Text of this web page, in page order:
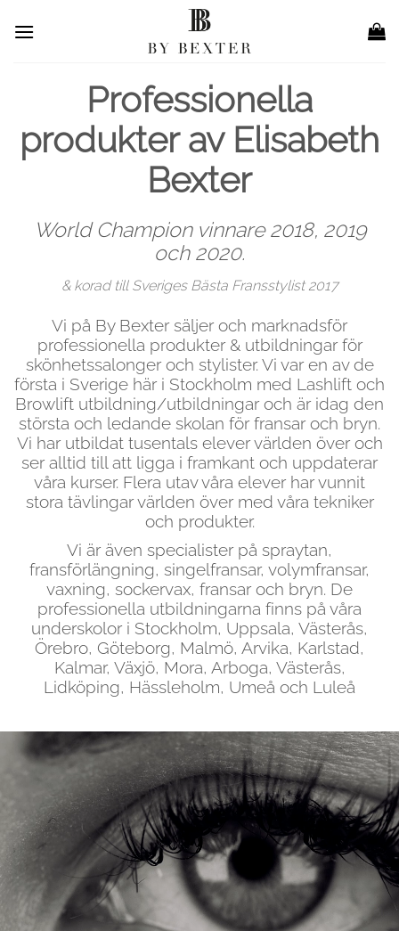
Professionella
produkter av Elisabeth
Bexter
World Champion vinnare 2018, 2019
och 2020.
& korad till Sveriges Bästa Fransstylist 2017
Vi på By Bexter säljer och marknadsför
professionella produkter & utbildningar för
skönhetssalonger och stylister. Vi var en av de
första i Sverige här i Stockholm med Lashlift och
Browlift utbildning/utbildningar och är idag den
största och ledande skolan för fransar och bryn.
Vi har utbildat tusentals elever världen över och
ser alltid till att ligga i framkant och uppdaterar
våra kurser. Flera utav våra elever har vunnit
stora tävlingar världen över med våra tekniker
och produkter.
Vi är även specialister på spraytan,
fransförlängning, singelfransar, volymfransar,
vaxning, sockervax, fransar och bryn. De
professionella utbildningarna finns på våra
underskolor i Stockholm, Uppsala, Västerås,
Örebro, Göteborg, Malmö, Arvika, Karlstad,
Kalmar, Växjö, Mora, Arboga, Västerås,
Lidköping, Hässleholm, Umeå och Luleå